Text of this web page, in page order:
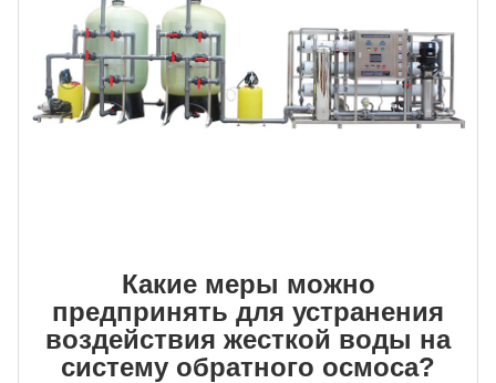
Какие меры можно
предпринять для устранения
воздействия жесткой воды на
систему обратного осмоса?